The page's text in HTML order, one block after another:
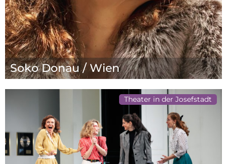
Soko Donau / Wien
Theater in der Josefstadt